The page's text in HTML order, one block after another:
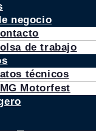
negocio
de trabajo
técnicos
Motorfest